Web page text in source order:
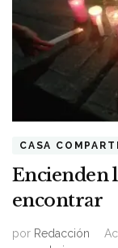
CASA
Encienden
encontrar
por Redacción